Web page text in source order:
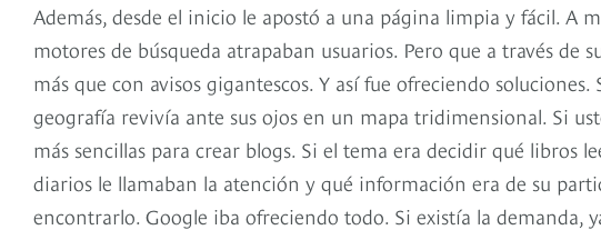
Además, desde el inicio le apostó a una página limpia y fácil. A
motores de búsqueda atrapaban usuarios. Pero que a través
más que con avisos gigantescos. Y así fue ofreciendo
geografía revivía ante sus ojos en un mapa tridimensional. Si
más sencillas para crear blogs. Si el tema era decidir qué libros
diarios le llamaban la atención y qué información era de su
encontrarlo. Google iba ofreciendo todo. Si existía la demanda,